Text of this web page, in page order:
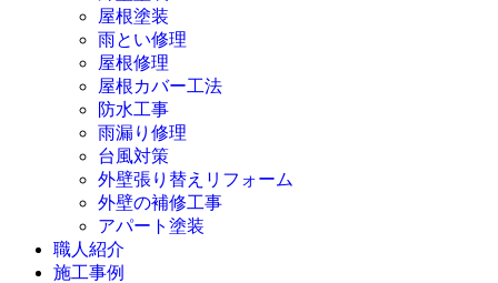
屋根塗装
雨とい修理
屋根修理
屋根カバー工法
防水工事
雨漏り修理
台風対策
外壁張り替えリフォーム
外壁の補修工事
アパート塗装
職人紹介
施工事例